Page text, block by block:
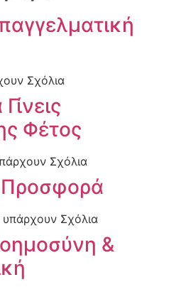
Σχόλια
Φέτος
Σχόλια
Προσφορά
Σχόλια
&